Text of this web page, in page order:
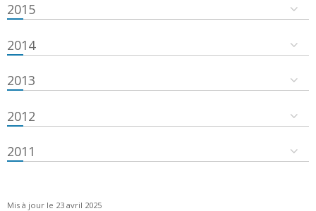
2015
2014
2013
2012
2011
Mis à jour le 23 avril 2025